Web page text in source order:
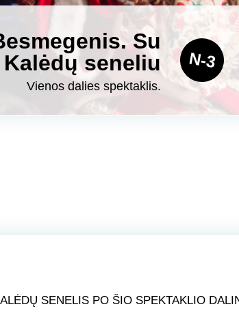
Su
Kalėdų seneliu
Vienos dalies spektaklis.
N-3
SENELIS PO ŠIO SPEKTAKLIO